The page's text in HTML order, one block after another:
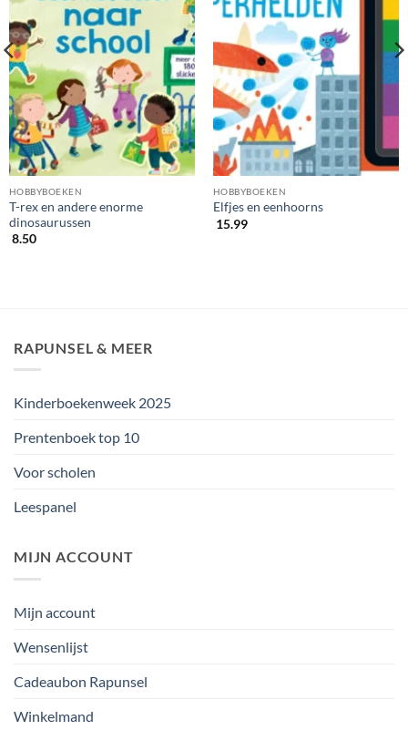
HOBBYBOEKEN
T-rex en andere enorme
dinosaurussen
8.50
HOBBYBOEKEN
Elfjes en eenhoorns
15.99
RAPUNSEL & MEER
Kinderboekenweek 2025
Prentenboek top 10
Voor scholen
Leespanel
MIJN ACCOUNT
Mijn account
Wensenlijst
Cadeaubon Rapunsel
Winkelmand